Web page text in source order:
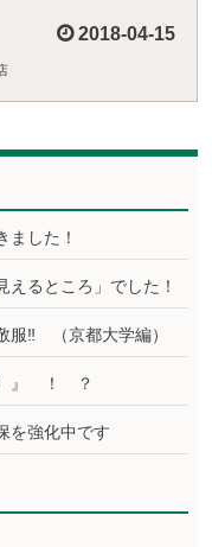
2018-04-15
ました！
るところ」でした！
服‼ （京都大学編）
）』 ！ ？
を強化中です